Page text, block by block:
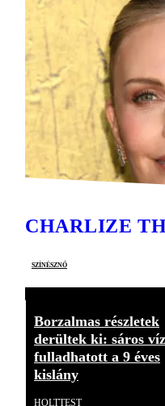
CHARLIZE
színésznő
Borzalmas részletek
derültek ki: sáros
fulladhatott a 9 éves
kislány
HOLTTEST